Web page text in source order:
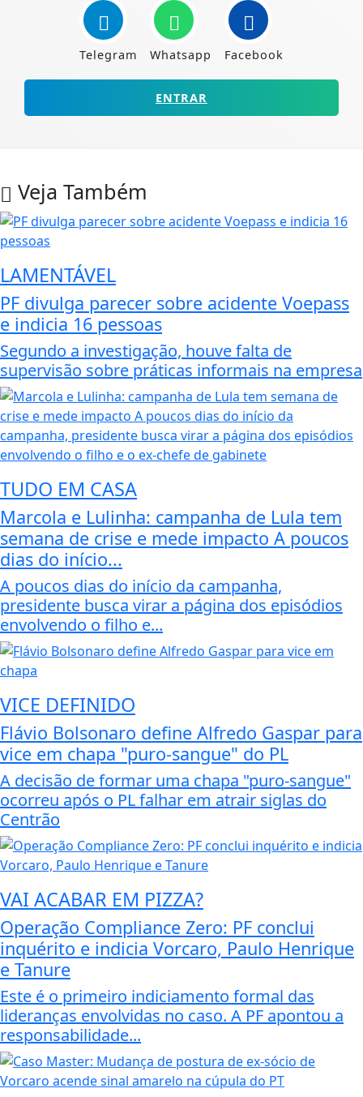
Telegram Whatsapp Facebook
ENTRAR
Veja Também
LAMENTÁVEL
PF divulga parecer sobre acidente Voepass
e indicia 16 pessoas
Segundo a investigação, houve falta de
supervisão sobre práticas informais na empresa
TUDO EM CASA
Marcola e Lulinha: campanha de Lula tem
semana de crise e mede impacto A poucos
dias do início...
A poucos dias do início da campanha,
presidente busca virar a página dos episódios
envolvendo o filho e...
VICE DEFINIDO
Flávio Bolsonaro define Alfredo Gaspar para
vice em chapa "puro-sangue" do PL
A decisão de formar uma chapa "puro-sangue"
ocorreu após o PL falhar em atrair siglas do
Centrão
VAI ACABAR EM PIZZA?
Operação Compliance Zero: PF conclui
inquérito e indicia Vorcaro, Paulo Henrique
e Tanure
Este é o primeiro indiciamento formal das
lideranças envolvidas no caso. A PF apontou a
responsabilidade...